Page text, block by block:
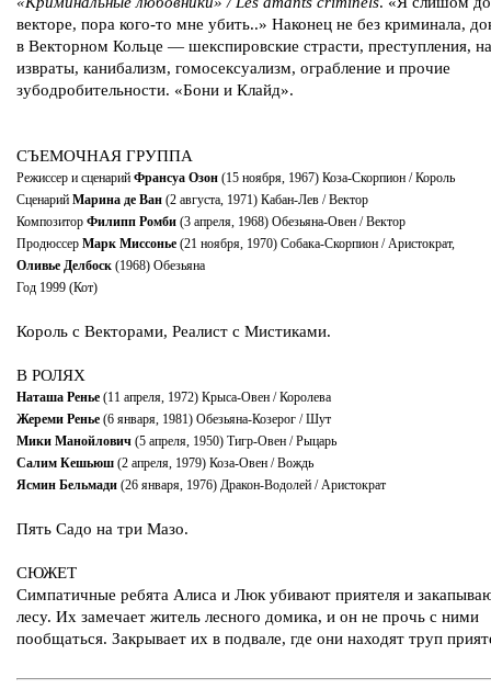
векторе, пора кого-то мне убить..» Наконец не без криминала,
в Векторном Кольце — шекспировские страсти, преступления,
извраты, канибализм, гомосексуализм, ограбление и прочие
зубодробительности. «Бони и Клайд».
СЪЕМОЧНАЯ ГРУППА
Режиссер и сценарий Франсуа Озон (15 ноября, 1967) Коза-Скорпион / Король
Сценарий Марина де Ван (2 августа, 1971) Кабан-Лев / Вектор
Композитор Филипп Ромби (3 апреля, 1968) Обезьяна-Овен / Вектор
Продюссер Марк Миссонье (21 ноября, 1970) Собака-Скорпион / Аристократ,
Оливье Делбоск (1968) Обезьяна
Год 1999 (Кот)
Король с Векторами, Реалист с Мистиками.
В РОЛЯХ
Наташа Ренье (11 апреля, 1972) Крыса-Овен / Королева
Жереми Ренье (6 января, 1981) Обезьяна-Козерог / Шут
Мики Манойлович (5 апреля, 1950) Тигр-Овен / Рыцарь
Салим Кешьюш (2 апреля, 1979) Коза-Овен / Вождь
Ясмин Бельмади (26 января, 1976) Дракон-Водолей / Аристократ
Пять Садо на три Мазо.
СЮЖЕТ
Симпатичные ребята Алиса и Люк убивают приятеля и
лесу. Их замечает житель лесного домика, и он не прочь с ними
пообщаться. Закрывает их в подвале, где они находят труп